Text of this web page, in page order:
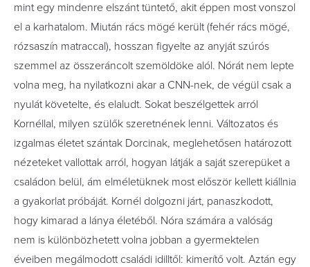
mint egy mindenre elszánt tüntető, akit éppen most vonszol
el a karhatalom. Miután rács mögé került (fehér rács mögé,
rózsaszín matraccal), hosszan figyelte az anyját szúrós
szemmel az összeráncolt szemöldöke alól. Nórát nem lepte
volna meg, ha nyilatkozni akar a CNN-nek, de végül csak a
nyulát követelte, és elaludt. Sokat beszélgettek arról
Kornéllal, milyen szülők szeretnének lenni. Változatos és
izgalmas életet szántak Dorcinak, meglehetősen határozott
nézeteket vallottak arról, hogyan látják a saját szerepüket a
családon belül, ám elméletüknek most először kellett kiállnia
a gyakorlat próbáját. Kornél dolgozni járt, panaszkodott,
hogy kimarad a lánya életéből. Nóra számára a valóság
nem is különbözhetett volna jobban a gyermektelen
éveiben megálmodott családi idilltől: kimerítő volt. Aztán egy